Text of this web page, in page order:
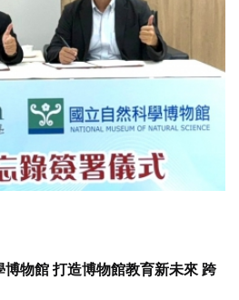
物館 打造博物館教育新未來 跨